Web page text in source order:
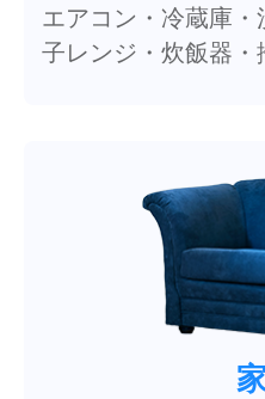
エアコン・冷蔵庫
子レンジ・炊飯器